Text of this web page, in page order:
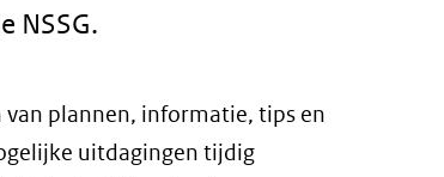
NSSG.
plannen, informatie, tips en
uitdagingen tijdig